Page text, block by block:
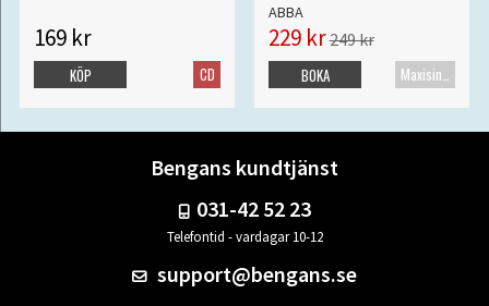
169 kr
CD
KÖP
ABBA
229 kr249 kr
Maxisingel
BOKA
Bengans kundtjänst
031-42 52 23
Telefontid - vardagar 10-12
support@bengans.se